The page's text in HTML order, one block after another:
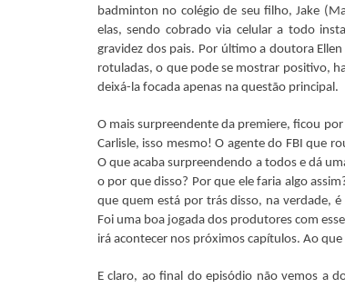
badminton no colégio de seu filho, Jake
elas, sendo cobrado via celular a todo
gravidez dos pais. Por último a doutora
rotuladas, o que pode se mostrar positivo,
deixá-la focada apenas na questão principal.
O mais surpreendente da premiere, ficou
Carlisle, isso mesmo! O agente do FBI que
O que acaba surpreendendo a todos e dá
o por que disso? Por que ele faria algo
que quem está por trás disso, na verdade,
Foi uma boa jogada dos produtores com
irá acontecer nos próximos capítulos. Ao
E claro, ao final do episódio não vemos a